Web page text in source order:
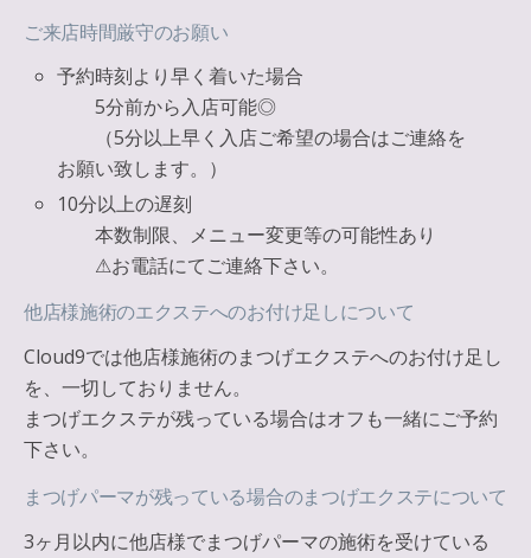
ご来店時間厳守のお願い
予約時刻より早く着いた場合
5分前から入店可能◎
（5分以上早く入店ご希望の場合はご連絡を
お願い致します。）
10分以上の遅刻
本数制限、メニュー変更等の可能性あり
⚠︎お電話にてご連絡下さい。
他店様施術のエクステへのお付け足しについて
Cloud9では他店様施術のまつげエクステへのお付け足し
を、一切しておりません。
まつげエクステが残っている場合はオフも一緒にご予約
下さい。
まつげパーマが残っている場合のまつげエクステについて
3ヶ月以内に他店様でまつげパーマの施術を受けている